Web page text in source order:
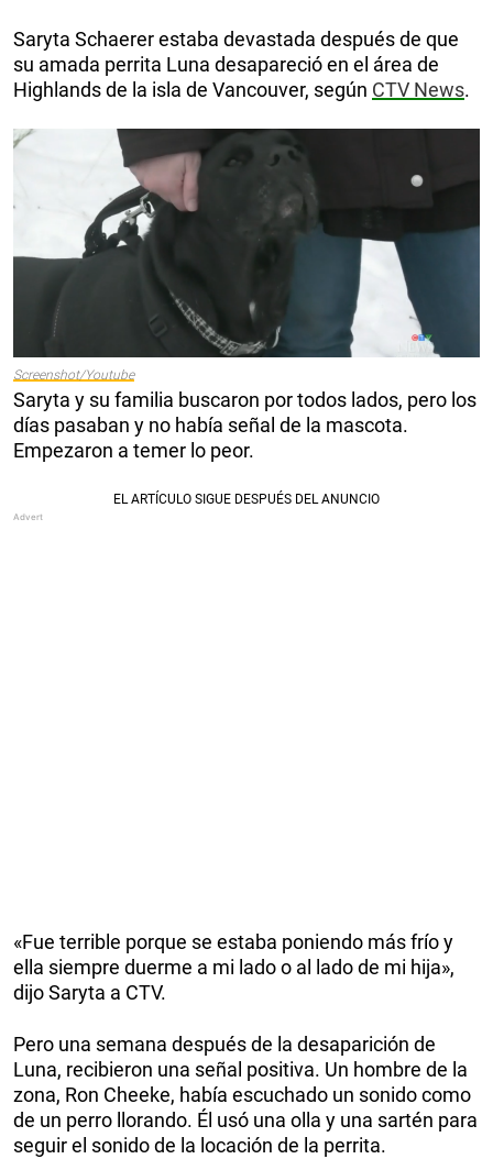
Saryta Schaerer estaba devastada después de que
su amada perrita Luna desapareció en el área de
Highlands de la isla de Vancouver, según CTV News.
Screenshot/Youtube
Saryta y su familia buscaron por todos lados, pero los
días pasaban y no había señal de la mascota.
Empezaron a temer lo peor.
«Fue terrible porque se estaba poniendo más frío y
ella siempre duerme a mi lado o al lado de mi hija»,
dijo Saryta a CTV.
Pero una semana después de la desaparición de
Luna, recibieron una señal positiva. Un hombre de la
zona, Ron Cheeke, había escuchado un sonido como
de un perro llorando. Él usó una olla y una sartén para
seguir el sonido de la locación de la perrita.